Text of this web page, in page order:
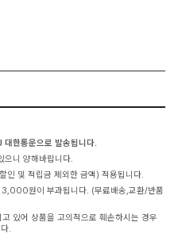
한통운으로 발송됩니다.
으니 양해바랍니다.
인 및 적립금 제외한 금액) 적용됩니다.
원이 부과됩니다. (무료배송,교환/반품
있어 상품을 고의적으로 훼손하시는 경우
.